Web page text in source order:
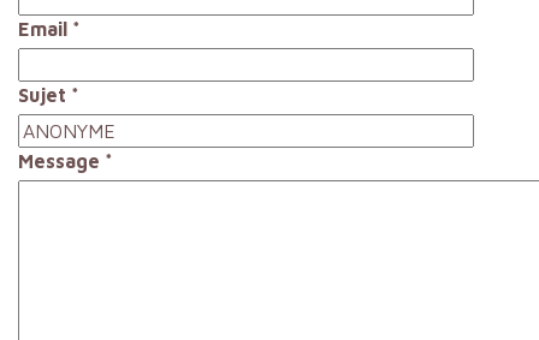
Email *
Sujet *
Message *